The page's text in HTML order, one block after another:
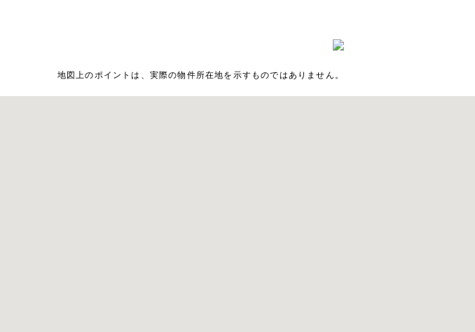
地図上のポイントは、実際の物件所在地を示すものではありません。